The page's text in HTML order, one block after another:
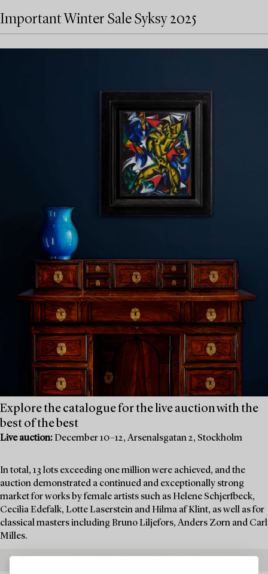
Important Winter Sale Syksy 2025
Explore the catalogue for the live auction with the
best of the best
Live auction: December 10–12, Arsenalsgatan 2, Stockholm
In total, 13 lots exceeding one million were achieved, and the
auction demonstrated a continued and exceptionally strong
market for works by female artists such as Helene Schjerfbeck,
Cecilia Edefalk, Lotte Laserstein and Hilma af Klint, as well as for
classical masters including Bruno Liljefors, Anders Zorn and Carl
Milles.